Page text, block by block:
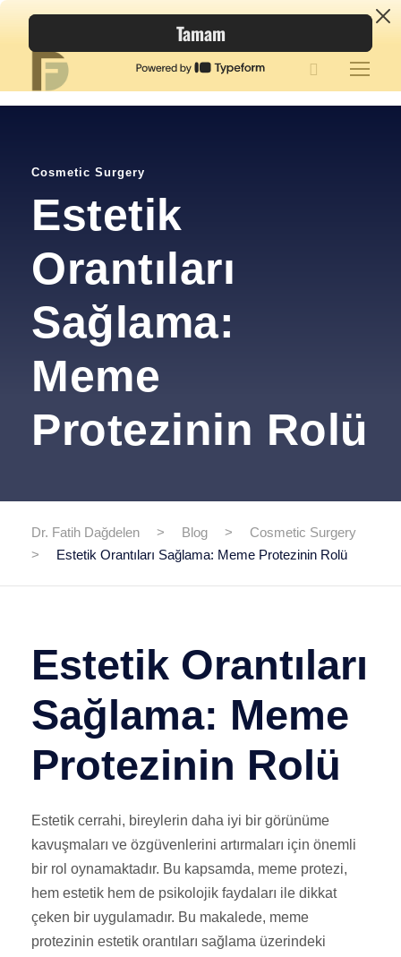
Cosmetic Surgery
Estetik
Orantıları
Sağlama:
Meme
Protezinin Rolü
Dr. Fatih Dağdelen > Blog >
Cosmetic Surgery
>
Estetik Orantıları Sağlama: Meme Protezinin Rolü
Estetik Orantıları
Sağlama: Meme
Protezinin Rolü
Estetik cerrahi, bireylerin daha iyi bir görünüme
kavuşmaları ve özgüvenlerini artırmaları için önemli
bir rol oynamaktadır. Bu kapsamda, meme protezi,
hem estetik hem de psikolojik faydaları ile dikkat
çeken bir uygulamadır. Bu makalede, meme
protezinin estetik orantıları sağlama üzerindeki